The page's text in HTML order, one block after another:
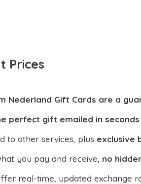
Prices
Nederland Gift Cards are a
perfect gift emailed in seconds
to other services, plus exclusive
you pay and receive, no
real-time, updated exchange